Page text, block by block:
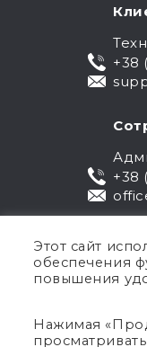
+38
+38
Этот сайт
обеспечения
повышения
Нажимая